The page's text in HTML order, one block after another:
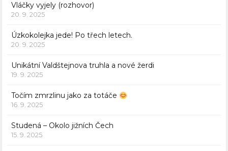
Vláčky vyjely (rozhovor)
20. 9. 2025
Úzkokolejka jede! Po třech letech.
20. 9. 2025
Unikátní Valdštejnova truhla a nové žerdi
19. 9. 2025
Točím zmrzlinu jako za totáče
16. 9. 2025
Studená – Okolo jižních Čech
15. 9. 2025